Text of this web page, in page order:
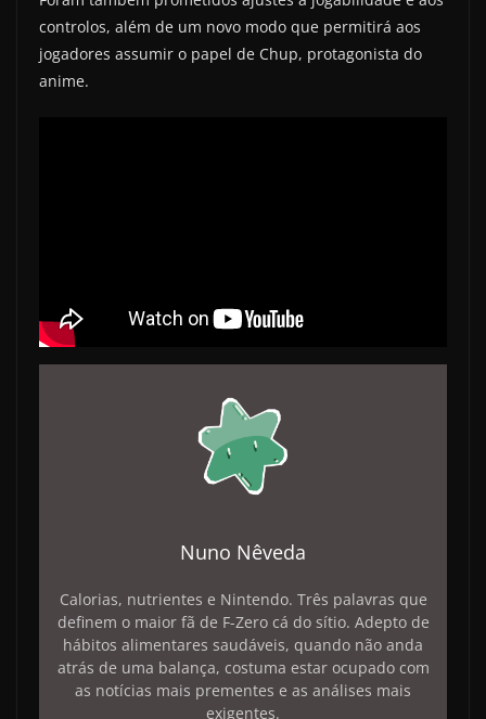
controlos, além de um novo modo que permitirá aos
jogadores assumir o papel de Chup, protagonista do
anime.
Nuno Nêveda
Calorias, nutrientes e Nintendo. Três palavras que
definem o maior fã de F-Zero cá do sítio. Adepto de
hábitos alimentares saudáveis, quando não anda
atrás de uma balança, costuma estar ocupado com
as notícias mais prementes e as análises mais
exigentes.